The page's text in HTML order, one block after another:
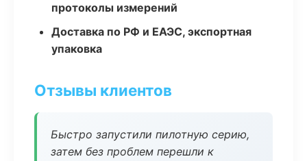
протоколы измерений
Доставка по РФ и ЕАЭС, экспортная
упаковка
Отзывы клиентов
Быстро запустили пилотную серию,
затем без проблем перешли к